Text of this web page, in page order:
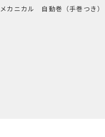
メカニカル 自動巻（手巻つき）